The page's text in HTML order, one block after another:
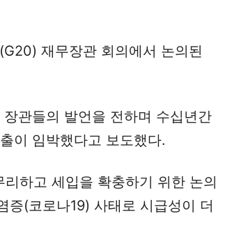
재무장관 회의에서 논의된
관들의 발언을 전하며 수십년간
이 임박했다고 보도했다.
하고 세입을 확충하기 위한 논의
증(코로나19) 사태로 시급성이 더